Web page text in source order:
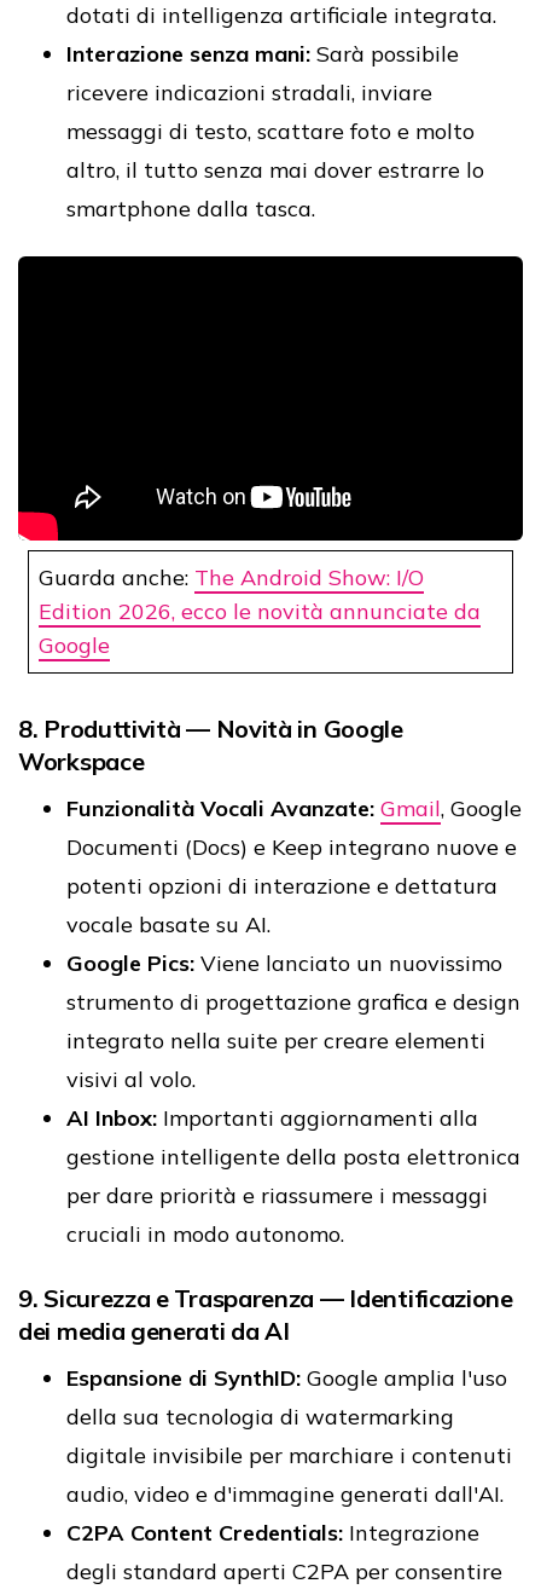
dotati di intelligenza artificiale integrata.
Interazione senza mani: Sarà possibile
ricevere indicazioni stradali, inviare
messaggi di testo, scattare foto e molto
altro, il tutto senza mai dover estrarre lo
smartphone dalla tasca.
Guarda anche: The Android Show: I/O
Edition 2026, ecco le novità annunciate da
Google
8. Produttività — Novità in Google
Workspace
Funzionalità Vocali Avanzate: Gmail, Google
Documenti (Docs) e Keep integrano nuove e
potenti opzioni di interazione e dettatura
vocale basate su AI.
Google Pics: Viene lanciato un nuovissimo
strumento di progettazione grafica e design
integrato nella suite per creare elementi
visivi al volo.
AI Inbox: Importanti aggiornamenti alla
gestione intelligente della posta elettronica
per dare priorità e riassumere i messaggi
cruciali in modo autonomo.
9. Sicurezza e Trasparenza — Identificazione
dei media generati da AI
Espansione di SynthID: Google amplia l'uso
della sua tecnologia di watermarking
digitale invisibile per marchiare i contenuti
audio, video e d'immagine generati dall'AI.
C2PA Content Credentials: Integrazione
degli standard aperti C2PA per consentire